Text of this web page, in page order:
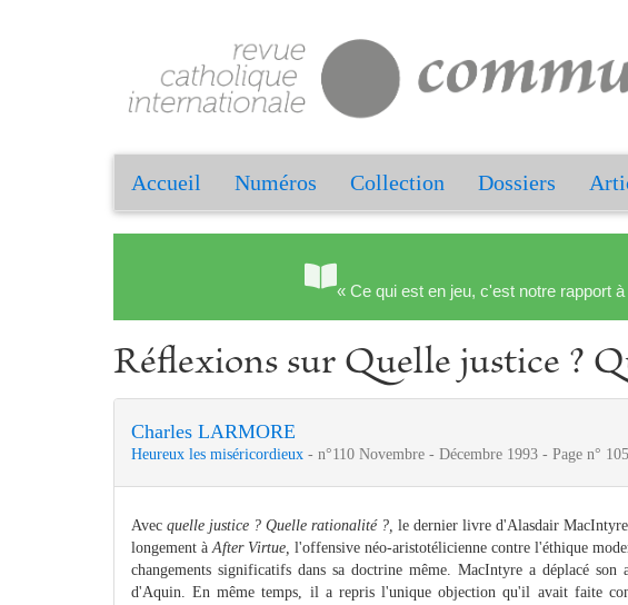
Accueil Numéros Collection Dossiers
« Ce qui est en jeu, c'est notre rapport
Réflexions sur Quelle justice ?
Charles LARMORE
Heureux les miséricordieux - n°110 Novembre - Décembre 1993 - Page n° 105
Avec quelle justice ? Quelle rationalité ?, le dernier livre d'Alas­dair
longement àAfter Virtue, l'offensive néo-aristotélicienne contre l'éthique
change­ments significatifs dans sa doctrine même. MacIntyre a déplacé
d'Aquin. En même temps, il a repris l'unique objection qu'il avait faite